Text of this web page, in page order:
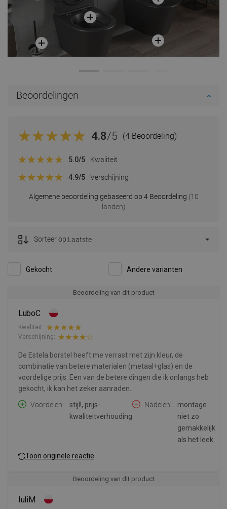
Beoordelingen
4.8/5 (4 Beoordeling)
Algemene beoordeling gebaseerd op 4 Beoordeling (10
landen)
5.0/5 Kwaliteit
4.9/5 Verschijning
Gekocht Andere varianten
Sorteer op:Laatste
Beoordeling van dit product
LuboC
Kwaliteit:
Verschijning:
De Estela borstel heeft me verrast met zijn kleur, de
combinatie van betere materialen (metaal+glas) en de
voordelige prijs. Een van de betere dingen die ik onlangs heb
gekocht, ik kan het zeker aanraden.
Voordelen:
stijl!, prijs-
kwaliteitverhouding
Nadelen:
montage
niet zo
gemakkelijk
als het leek
Toon originele reactie
Beoordeling van dit product
IuliM